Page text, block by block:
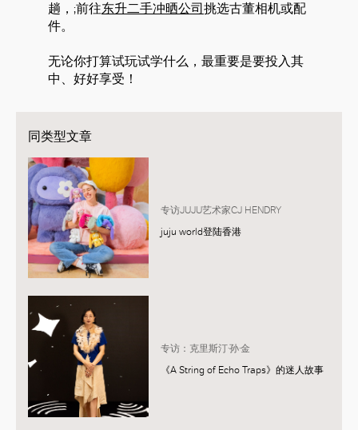
趟，;前往东升二手冲晒公司 挑选古董相机或配
件。
无论你打算试玩试学什么，最重要是要投入其
中、好好享受！
同类型文章
专访JUJU艺术家CJ HENDRY
juju world登陆香港
专访：克里斯汀·孙·金
《A String of Echo Traps》的迷人故事